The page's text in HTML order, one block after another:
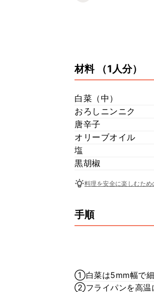
材料 （1人分）
白菜（中）
おろしニンニク
唐辛子
オリーブオイル
塩
黒胡椒
料理を安全に楽しむため
手順
①白菜は5mm幅で細
②フライパンを高温